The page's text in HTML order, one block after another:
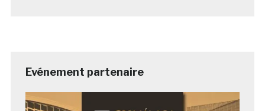
Evénement partenaire